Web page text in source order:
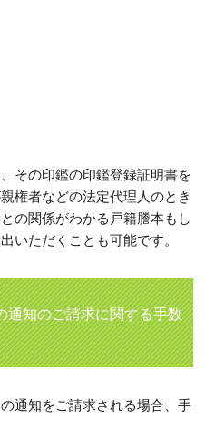
その印鑑の印鑑登録証明書を
権者などの法定代理人のとき
の関係がわかる戸籍謄本もし
いただくことも可能です。
通知のご請求に関する手数
通知をご請求される場合、手